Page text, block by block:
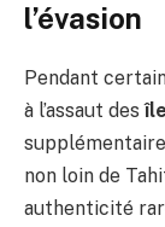
l’évasion
Pendant
à l’assaut des
non loin de
authenticité